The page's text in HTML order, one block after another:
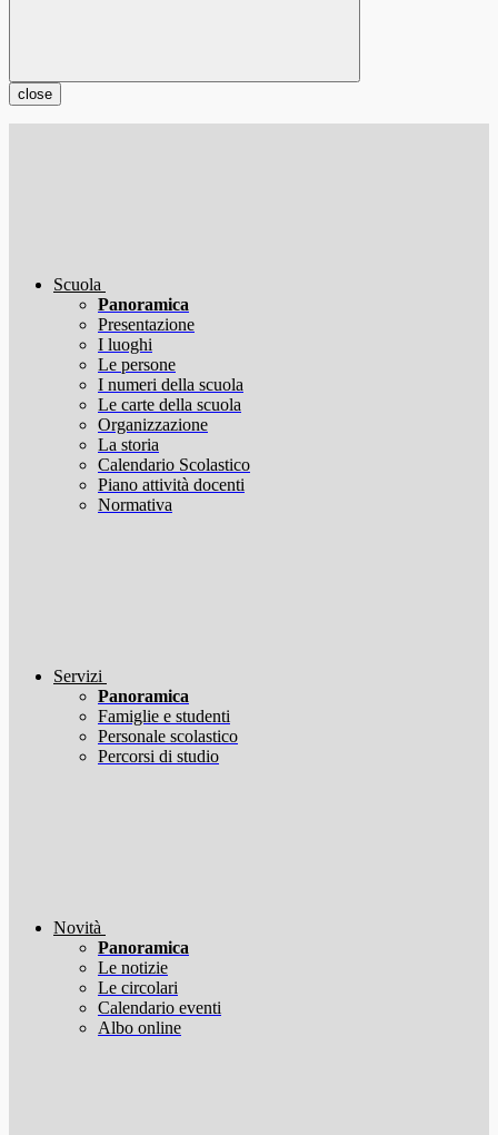
close
Scuola
Panoramica
Presentazione
I luoghi
Le persone
I numeri della scuola
Le carte della scuola
Organizzazione
La storia
Calendario Scolastico
Piano attività docenti
Normativa
Servizi
Panoramica
Famiglie e studenti
Personale scolastico
Percorsi di studio
Novità
Panoramica
Le notizie
Le circolari
Calendario eventi
Albo online